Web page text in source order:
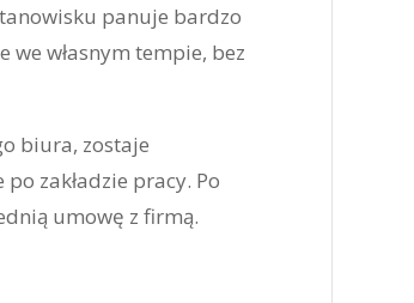
panuje bardzo
własnym tempie, bez
biura, zostaje
zakładzie pracy. Po
umowę z firmą.